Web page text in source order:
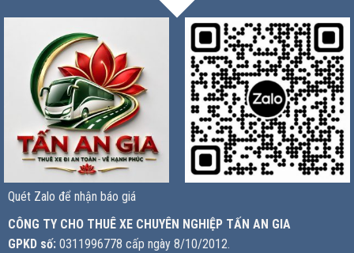
Quét Zalo để nhận báo giá
CÔNG TY CHO THUÊ XE CHUYÊN NGHIỆP TẤN AN GIA
GPKD số: 0311996778 cấp ngày 8/10/2012.